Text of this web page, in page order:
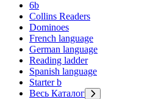
6b
Collins Readers
Dominoes
French language
German language
Reading ladder
Spanish language
Starter b
Весь Каталог